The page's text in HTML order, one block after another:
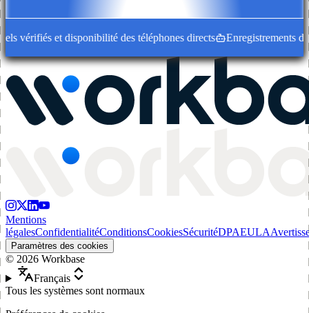
vérifiés et disponibilité des téléphones directs Enregistrements
Mentions
légalesConfidentialitéConditionsCookiesSécuritéDPAEULA
Paramètres des cookies
© 2026 Workbase
Français
Tous les systèmes sont normaux